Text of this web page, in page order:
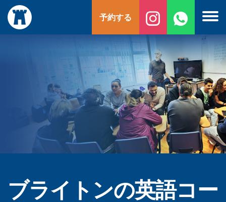
ン
テ
予約する
ブライトンの英語コー